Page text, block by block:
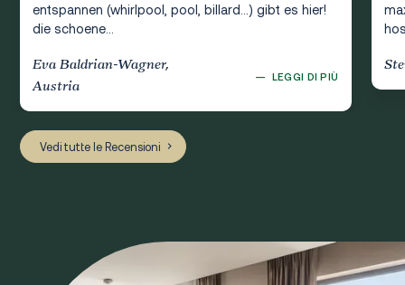
entspannen (whirlpool, pool, billard...) gibt es hier!
die schoene...
Eva Baldrian-Wagner,
Austria
— LEGGI DI PIÙ
Vedi tutte le Recensioni